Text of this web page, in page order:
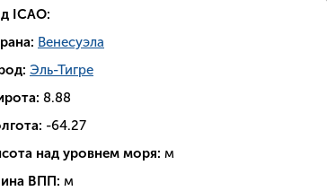
ICAO:
Венесуэла
Эль-Тигре
8.88
-64.27
над уровнем моря: м
ВПП: м